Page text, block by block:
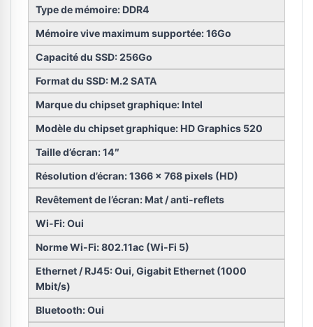
Type de mémoire: DDR4
Mémoire vive maximum supportée: 16Go
Capacité du SSD: 256Go
Format du SSD: M.2 SATA
Marque du chipset graphique: Intel
Modèle du chipset graphique: HD Graphics 520
Taille d’écran: 14″
Résolution d’écran: 1366 x 768 pixels (HD)
Revêtement de l’écran: Mat / anti-reflets
Wi-Fi: Oui
Norme Wi-Fi: 802.11ac (Wi-Fi 5)
Ethernet / RJ45: Oui, Gigabit Ethernet (1000
Mbit/s)
Bluetooth: Oui